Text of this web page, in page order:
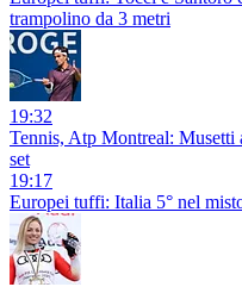
trampolino da 3 metri
19:32
Tennis, Atp Montreal:
set
19:17
Europei tuffi: Italia 5° nel